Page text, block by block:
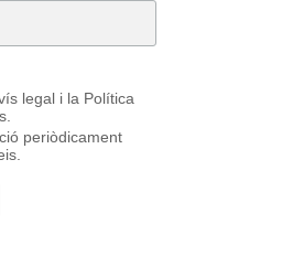
legal i la Política
periòdicament